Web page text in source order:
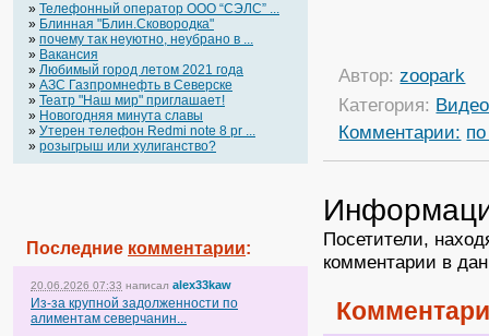
» Телефонный оператор OOO “СЭЛС” ...
» Блинная "Блин.Сковородка"
» почему так неуютно, неубрано в ...
» Вакансия
» Любимый город летом 2021 года
» АЗС Газпромнефть в Северске
» Театр "Наш мир" приглашает!
» Новогодняя минута славы
» Утерен телефон Redmi note 8 pr ...
» розыгрыш или хулиганство?
Последние комментарии:
20.06.2026 07:33 написал alex33kaw
Из-за крупной задолженности по
алиментам северчанин...
Автор:zoopark
Категория: Видео
Комментарии:
Посетители,
комментарии в